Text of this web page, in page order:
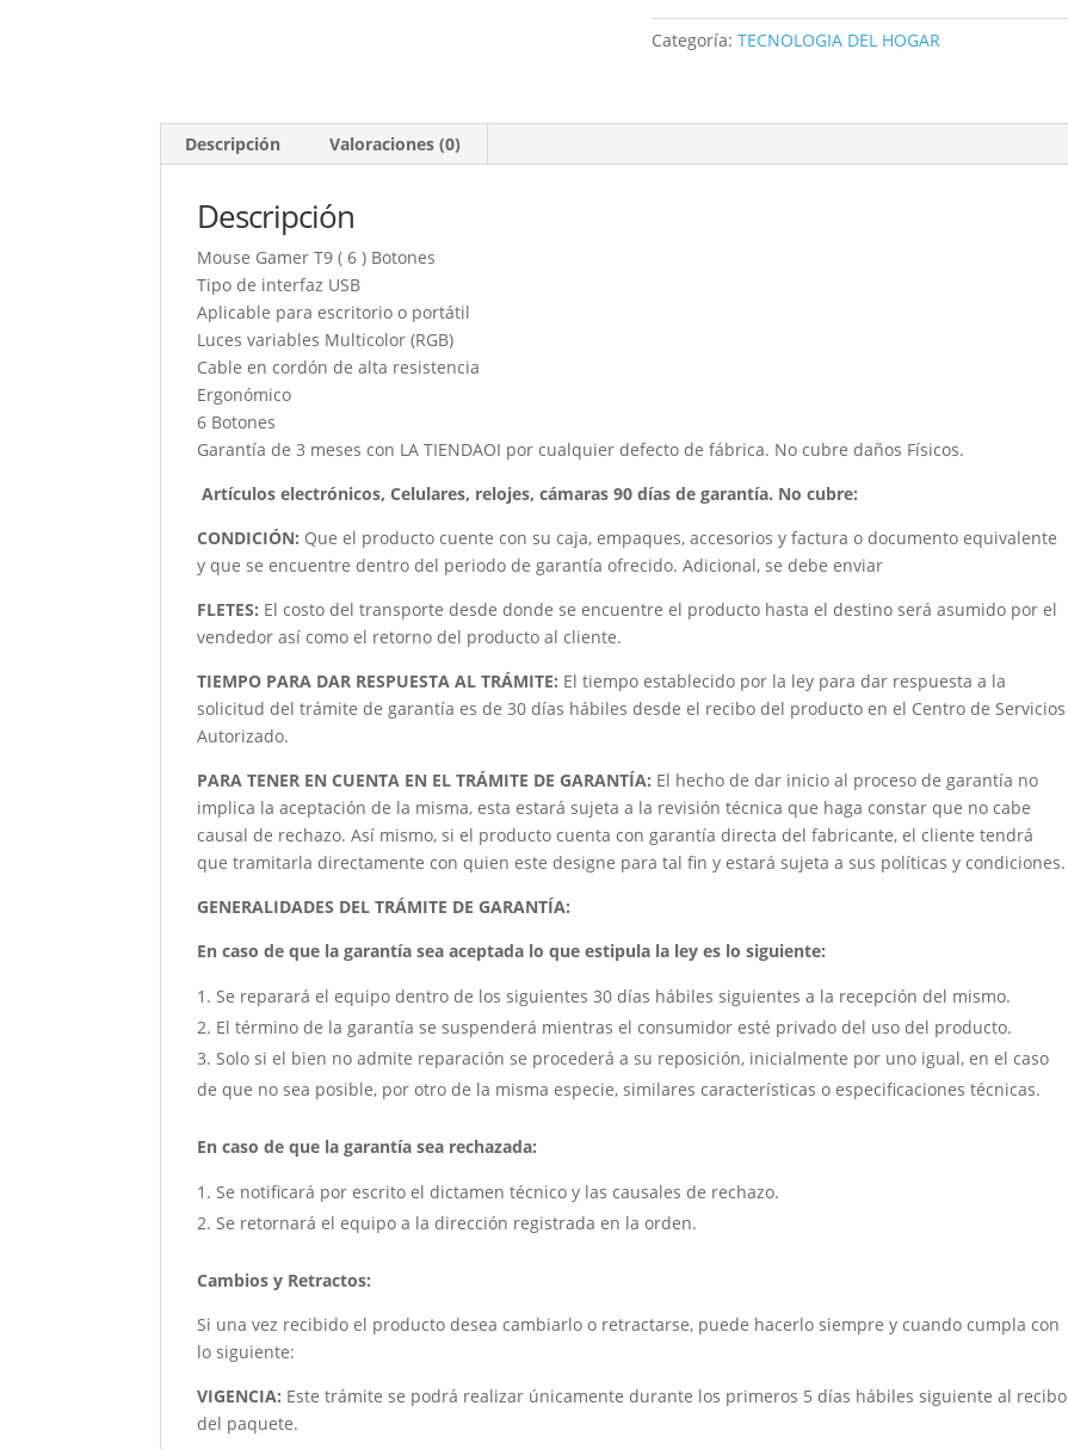
cantidad
Categoría:TECNOLOGIA DEL HOGAR
Descripción Valoraciones (0)
Descripción
Mouse Gamer T9 ( 6 ) Botones
Tipo de interfaz USB
Aplicable para escritorio o portátil
Luces variables Multicolor (RGB)
Cable en cordón de alta resistencia
Ergonómico
6 Botones
Garantía de 3 meses con LA TIENDAOI por cualquier defecto de fábrica. No cubre daños Físicos.
Artículos electrónicos, Celulares, relojes, cámaras 90 días de garantía. No cubre:
CONDICIÓN: Que el producto cuente con su caja, empaques, accesorios y factura o documento equivalente
y que se encuentre dentro del periodo de garantía ofrecido. Adicional, se debe enviar
FLETES: El costo del transporte desde donde se encuentre el producto hasta el destino será asumido por el
vendedor así como el retorno del producto al cliente.
TIEMPO PARA DAR RESPUESTA AL TRÁMITE: El tiempo establecido por la ley para dar respuesta a la
solicitud del trámite de garantía es de 30 días hábiles desde el recibo del producto en el Centro de Servicios
Autorizado.
PARA TENER EN CUENTA EN EL TRÁMITE DE GARANTÍA: El hecho de dar inicio al proceso de garantía no
implica la aceptación de la misma, esta estará sujeta a la revisión técnica que haga constar que no cabe
causal de rechazo. Así mismo, si el producto cuenta con garantía directa del fabricante, el cliente tendrá
que tramitarla directamente con quien este designe para tal fin y estará sujeta a sus políticas y condiciones.
GENERALIDADES DEL TRÁMITE DE GARANTÍA:
En caso de que la garantía sea aceptada lo que estipula la ley es lo siguiente:
Se reparará el equipo dentro de los siguientes 30 días hábiles siguientes a la recepción del mismo.
El término de la garantía se suspenderá mientras el consumidor esté privado del uso del producto.
Solo si el bien no admite reparación se procederá a su reposición, inicialmente por uno igual, en el caso
de que no sea posible, por otro de la misma especie, similares características o especificaciones técnicas.
En caso de que la garantía sea rechazada:
Se notificará por escrito el dictamen técnico y las causales de rechazo.
Se retornará el equipo a la dirección registrada en la orden.
Cambios y Retractos:
Si una vez recibido el producto desea cambiarlo o retractarse, puede hacerlo siempre y cuando cumpla con
lo siguiente:
VIGENCIA: Este trámite se podrá realizar únicamente durante los primeros 5 días hábiles siguiente al recibo
del paquete.